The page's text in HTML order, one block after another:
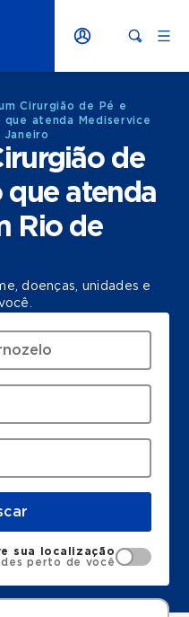
Cirurgião de Pé e
que atenda Mediservice
Janeiro
de
que atenda
Rio de
doenças, unidades e
sua localização
perto de você